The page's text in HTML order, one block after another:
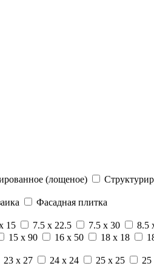
(лощеное)
Фасадная плитка
15 7.5 x 22.5 7.5 x 30 8.5
15 x 90 16 x 50 18 x 18
23 x 27 24 x 24 25 x 25 25